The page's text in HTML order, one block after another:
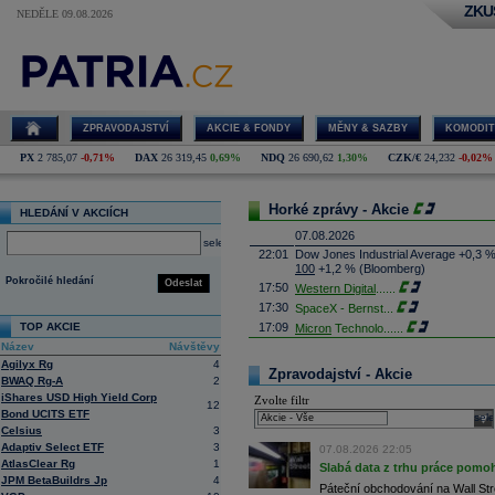
NEDĚLE 09.08.2026
ZPRAVODAJSTVÍ AKCIE & FONDY MĚNY & SAZBY
PX 2 785,07 -0,71% DAX 26 319,45 0,69% NDQ 26 690,62 1,30% CZK/€ 24,232 -0,02%
HLEDÁNÍ V AKCIÍCH
select
Odeslat
Pokročilé hledání
TOP AKCIE
Název
Návštěvy
Agilyx Rg
4
BWAQ Rg-A
2
iShares USD High Yield Corp
Bond UCITS ETF
12
Celsius
3
Adaptiv Select ETF
3
AtlasClear Rg
1
JPM BetaBuildrs Jp
4
Horké zprávy - Akcie
07.08.2026
22:01
Dow Jones Industrial Average +0,3
100 +1,2 % (Bloomberg)
17:50 Western Digital
17:30 SpaceX - Bernst
17:09 Micron Technolo
16:26
Objem obchodů s akciemi na
obchodů za poslední rok je 0,665
16:23 Zvýšení výroby balistických střel
nějakou dobu potrvá. Agentuře
Armin Papperger. Společná výroba
doplnit arzenál Spojeným státům,
(ČTK)
16:07 Conocophillips
Zpravodajství - Akcie
Zvolte filtr
07.08.2026 22:05
Slabá data z trhu práce
Páteční obchodování na Wall